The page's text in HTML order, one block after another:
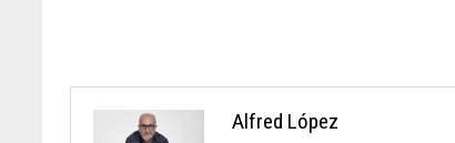
Alfred López